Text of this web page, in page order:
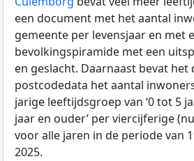
een document met het aantal
gemeente per levensjaar en met
bevolkingspiramide met een
en geslacht. Daarnaast bevat
postcodedata het aantal
jarige leeftijdsgroep van ‘0 tot 5
jaar en ouder’ per viercijferige
voor alle jaren in de periode van
2025.